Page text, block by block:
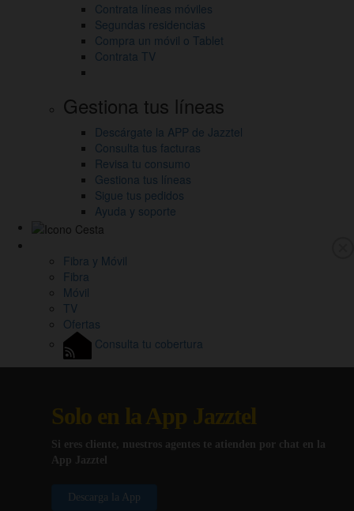
Contrata líneas móviles
Segundas residencias
Compra un móvil o Tablet
Contrata TV
Gestiona tus líneas
Descárgate la APP de Jazztel
Consulta tus facturas
Revisa tu consumo
Gestiona tus líneas
Sigue tus pedidos
Ayuda y soporte
Home
Jazztel
Fibra y Móvil
Fibra
Móvil
TV
Ofertas
Consulta tu cobertura
Solo en la App Jazztel
Si eres cliente, nuestros agentes te atienden por chat en la
App Jazztel
Descarga la App